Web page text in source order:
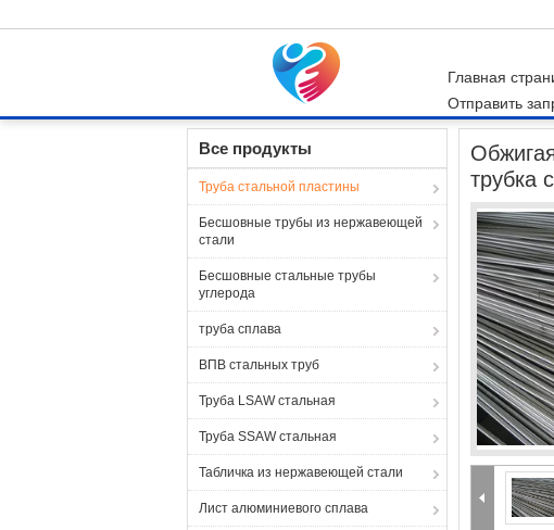
Главная
Отправить
Труба стальной
Все продукты
Труба стальной пластины
Бесшовные трубы из нержавеющей
стали
Бесшовные стальные трубы
углерода
труба сплава
ВПВ стальных труб
Труба LSAW стальная
Труба SSAW стальная
Табличка из нержавеющей стали
Лист алюминиевого сплава
трубка